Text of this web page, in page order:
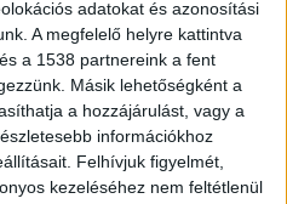
adatokat és azonosítási
A megfelelő helyre kattintva
a 1538 partnereink a fent
Másik lehetőségként a
a hozzájárulást, vagy a
információkhoz
Felhívjuk figyelmét,
kezeléséhez nem feltétlenül
a létrehozás óta
vasúti korlátozások és
a létrehozás óta
intézkedés: nem
a stadionokat